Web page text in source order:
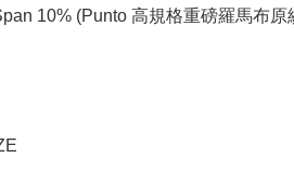
10% (Punto 高規格重磅羅馬布原